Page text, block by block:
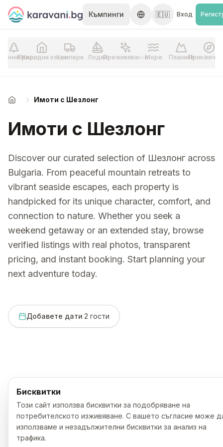
Skip to content
Къмпинги 🇪🇺 Вход
Къщи
Природни къщиКемпери ЛодкиПреживяванияМоре Планини
Начало Имоти с Шезлонг
Имоти с Шезлонг
Discover our curated selection of Шезлонг across
Bulgaria. From peaceful mountain retreats to
vibrant seaside escapes, each property is
handpicked for its unique character, comfort, and
connection to nature. Whether you seek a
weekend getaway or an extended stay, browse
verified listings with real photos, transparent
pricing, and instant booking. Start planning your
next adventure today.
Добавете дати·2 гости
Няма намерени резултати
Бисквитки
Този сайт използва бисквитки за подобряване на
потребителското изживяване. С вашето съгласие може
използваме и незадължителни бисквитки за анализ на
трафика.